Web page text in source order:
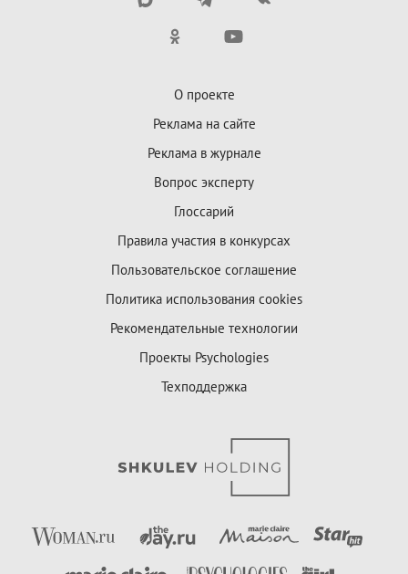
О проекте
Реклама на сайте
Реклама в журнале
Вопрос эксперту
Глоссарий
Правила участия в конкурсах
Пользовательское соглашение
Политика использования cookies
Рекомендательные технологии
Проекты Psychologies
Техподдержка